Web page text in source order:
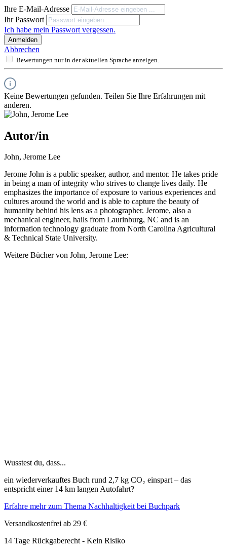
Ihre E-Mail-Adresse
Ihr Passwort
Ich habe mein Passwort vergessen.
Anmelden
Abbrechen
Bewertungen nur in der aktuellen Sprache anzeigen.
Keine Bewertungen gefunden. Teilen Sie Ihre Erfahrungen mit
anderen.
Autor/in
John, Jerome Lee
Jerome John is a public speaker, author, and mentor. He takes pride
in being a man of integrity who strives to change lives daily. He
emphasizes the importance of exposure to various experiences and
cultures around the world and is able to capture the beauty of
humanity behind his lens as a photographer. Jerome, also a
mechanical engineer, hails from Laurinburg, NC and is an
information technology graduate from North Carolina Agricultural
& Technical State University.
Weitere Bücher von John, Jerome Lee:
Wusstest du, dass...
ein wiederverkauftes Buch rund 2,7 kg CO₂ einspart – das
entspricht einer 14 km langen Autofahrt?
Erfahre mehr zum Thema Nachhaltigkeit bei Buchpark
Versandkostenfrei ab 29 €
14 Tage Rückgaberecht - Kein Risiko